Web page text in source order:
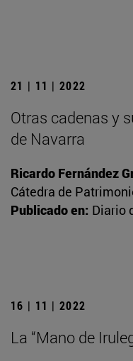
21 | 11 | 2022
Otras cadenas y
de Navarra
Ricardo Fernández
Cátedra de
Publicado en: Diario
16 | 11 | 2022
La “Mano de